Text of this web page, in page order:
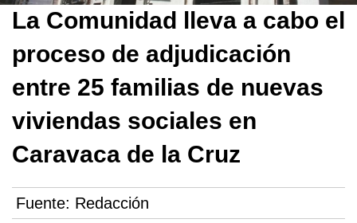
La Comunidad lleva a cabo el
proceso de adjudicación
entre 25 familias de nuevas
viviendas sociales en
Caravaca de la Cruz
Fuente: Redacción